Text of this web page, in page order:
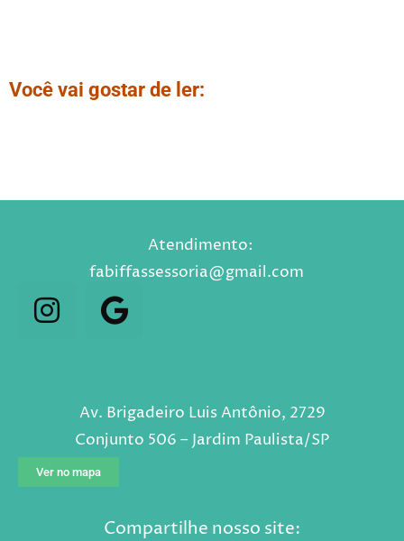
Você vai gostar de ler:
Atendimento:
fabiffassessoria@gmail.com⠀
Av. Brigadeiro Luis Antônio, 2729
Conjunto 506 – Jardim Paulista/SP
Ver no mapa
Compartilhe nosso site: